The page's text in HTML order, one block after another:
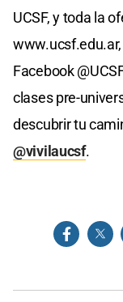
UCSF, y toda la
Facebook
clases pre-
descubrir tu
@vivilaucsf.